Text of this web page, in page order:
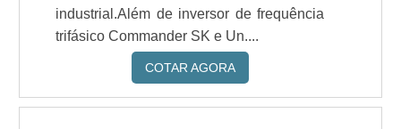
industrial.Além de inversor de frequência
trifásico Commander SK e Un....
COTAR AGORA